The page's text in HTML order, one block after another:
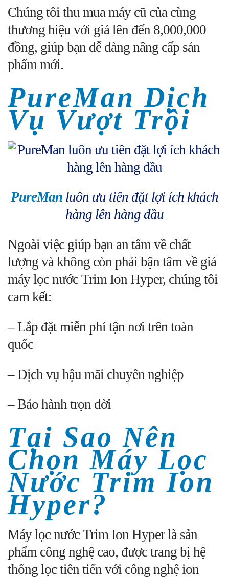
Chúng tôi thu mua máy cũ của cùng
thương hiệu với giá lên đến 8,000,000
đồng, giúp bạn dễ dàng nâng cấp sản
phẩm mới.
PureMan Dịch
Vụ Vượt Trội
PureMan luôn ưu tiên đặt lợi ích khách
hàng lên hàng đầu
Ngoài việc giúp bạn an tâm về chất
lượng và không còn phải bận tâm về giá
máy lọc nước Trim Ion Hyper, chúng tôi
cam kết:
– Lắp đặt miễn phí tận nơi trên toàn
quốc
– Dịch vụ hậu mãi chuyên nghiệp
– Bảo hành trọn đời
Tại Sao Nên
Chọn Máy Lọc
Nước Trim Ion
Hyper?
Máy lọc nước Trim Ion Hyper là sản
phẩm công nghệ cao, được trang bị hệ
thống lọc tiên tiến với công nghệ ion